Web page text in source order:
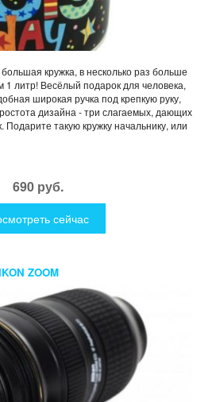
кружка, в несколько раз больше
1 литр! Весёлый подарок для человека,
широкая ручка под крепкую руку,
дизайна - три слагаемых, дающих
такую кружку начальнику, или
690 руб.
сейчас
ZOOM